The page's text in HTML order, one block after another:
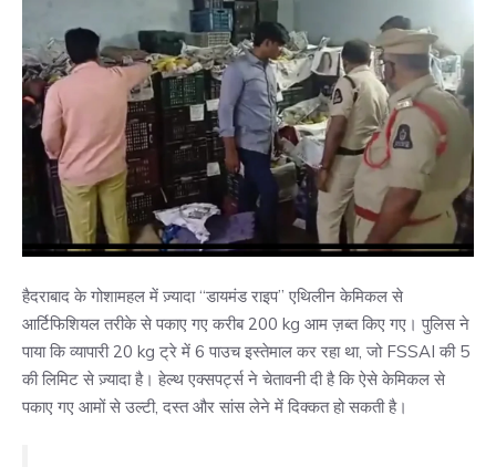
हैदराबाद के गोशामहल में ज़्यादा “डायमंड राइप” एथिलीन केमिकल से
आर्टिफिशियल तरीके से पकाए गए करीब 200 kg आम ज़ब्त किए गए। पुलिस ने
पाया कि व्यापारी 20 kg ट्रे में 6 पाउच इस्तेमाल कर रहा था, जो FSSAI की 5
की लिमिट से ज़्यादा है। हेल्थ एक्सपर्ट्स ने चेतावनी दी है कि ऐसे केमिकल से
पकाए गए आमों से उल्टी, दस्त और सांस लेने में दिक्कत हो सकती है।